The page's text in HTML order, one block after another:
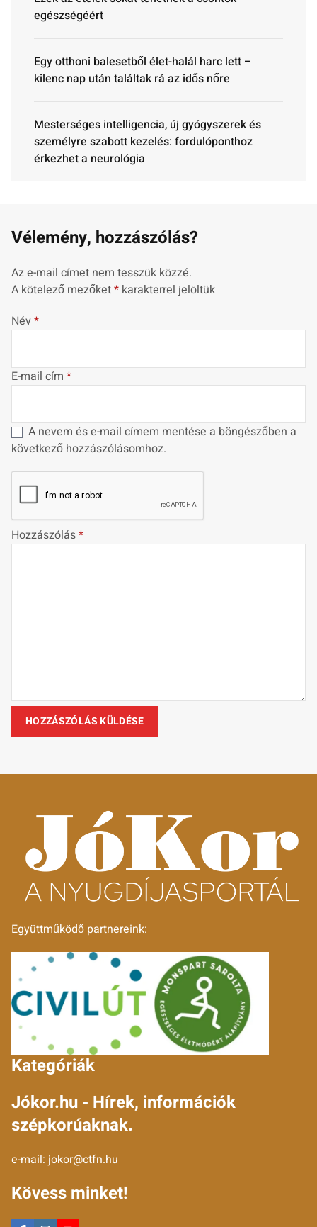
egészségéért
Egy otthoni balesetből élet-halál harc lett –
kilenc nap után találtak rá az idős nőre
Mesterséges intelligencia, új gyógyszerek és
személyre szabott kezelés: fordulóponthoz
érkezhet a neurológia
Vélemény, hozzászólás?
Az e-mail címet nem tesszük közzé.
A kötelező mezőket* karakterrel jelöltük
Név*
E-mail cím *
A nevem és e-mail címem mentése a böngészőben a
következő hozzászólásomhoz.
Hozzászólás*
Együttműködő partnereink:
Kategóriák
Jókor.hu - Hírek, információk
szépkorúaknak.
e-mail: jokor@ctfn.hu
Kövess minket!